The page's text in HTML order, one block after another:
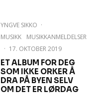
YNGVE SIKKO ·
MUSIKK
MUSIKKANMELDELSER
· 17. OKTOBER 2019
ET ALBUM FOR DEG
SOM IKKE ORKER Å
DRA PÅ BYEN SELV
OM DET ER LØRDAG